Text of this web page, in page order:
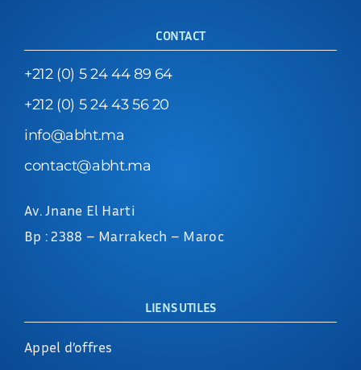
CONTACT
+212 (0) 5 24 44 89 64
+212 (0) 5 24 43 56 20
info@abht.ma
contact@abht.ma
Av. Jnane El Harti
Bp : 2388 – Marrakech – Maroc
LIENS UTILES
Appel d’offres